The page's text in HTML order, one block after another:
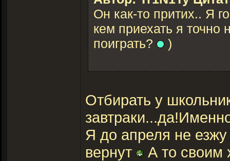
Он как-то притих.. Я
кем приехать я точно
поиграть?
)
Отбирать у
Я до апреля не
вернут
А то своим